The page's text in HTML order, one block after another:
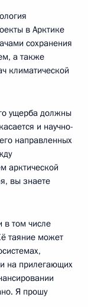
в Арктике
сохранения
а также
климатической
ущерба должны
и научно-
направленных
арктической
вы знаете
в том числе
таяние может
на прилегающих
Я прошу